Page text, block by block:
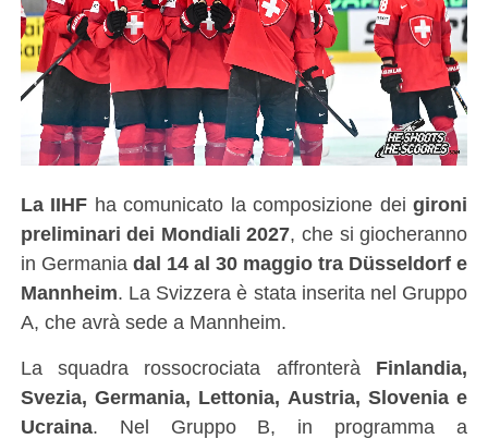
La IIHF ha comunicato la composizione deigironi
preliminari dei Mondiali 2027, che si giocheranno
in Germania dal 14 al 30 maggio tra Düsseldorf e
Mannheim. La Svizzera è stata inserita nel Gruppo
A, che avrà sede a Mannheim.
La squadra rossocrociata affronterà Finlandia,
Svezia, Germania, Lettonia, Austria, Slovenia e
Ucraina. Nel Gruppo B, in programma a